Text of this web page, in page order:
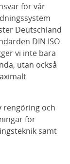
för vår
Deutschland
DIN ISO
vi inte bara
utan också
rengöring och
för
samt